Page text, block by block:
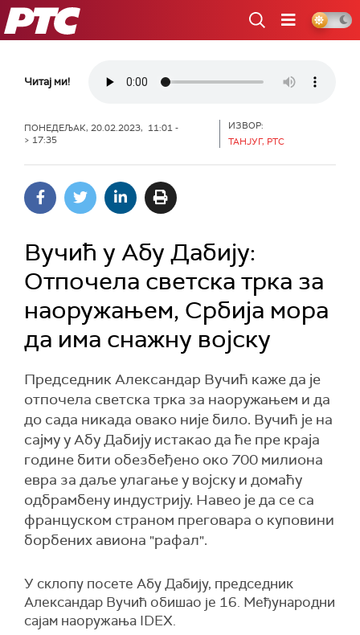
РТС
Читај ми!
ПОНЕДЕЉАК, 20.02.2023, 11:01 -
> 17:35
ИЗВОР:
ТАНЈУГ, РТС
Вучић у Абу Дабију:
Отпочела светска трка за
наоружањем, Србија мора
да има снажну војску
Председник Александар Вучић каже да је
отпочела светска трка за наоружањем и да
до сада никада овако није било. Вучић је на
сајму у Абу Дабију истакао да ће пре краја
године бити обезбеђено око 700 милиона
евра за даље улагање у војску и домаћу
одбрамбену индустрију. Навео је да се са
француском страном преговара о куповини
борбених авиона "рафал".
У склопу посете Абу Дабију, председник
Александар Вучић обишао je 16. Међународни
сајам наоружања IDEX.